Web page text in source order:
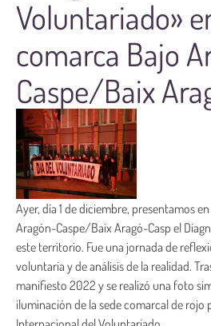
Voluntariado»
comarca Bajo
Caspe/Baix
Ayer, día 1 de diciembre, presentamos
Aragón-Caspe/Baix Aragó-Casp el
este territorio. Fue una jornada de
voluntaria y de análisis de la realidad.
manifiesto 2022 y se realizó una foto
iluminación de la sede comarcal de rojo